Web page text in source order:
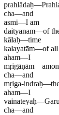
prahlādaḥ—
cha—and
asmi—I am
daityānām—of
kālaḥ—time
kalayatām—of all
aham—I
mṛigāṇām—
cha—and
mṛiga-indraḥ—
aham—I
vainateyaḥ—
cha—and